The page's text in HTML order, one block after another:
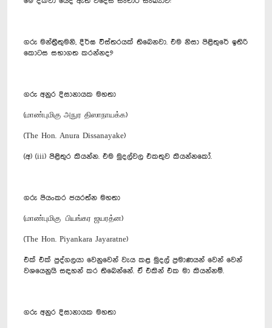
ගරු මන්ත්‍රීතුමනි, දීර්ඝ විස්තරයක් තිබෙනවා. එම නිසා පිළිතුරේ ඉතිරි
කොටස සභාගත කරන්නද?
ගරු අනුර දිසානායක මහතා
(மாண்புமிகு அநுர திஸாநாயக்க)
(The Hon. Anura Dissanayake)
(අ) (iii) පිළිතුර කියන්න. එම මුදල්වල එකතුව කියන්නකෝ.
ගරු පියංකර ජයරත්න මහතා
(மாண்புமிகு பியங்கர ஜயரத்ன)
(The Hon. Piyankara Jayaratne)
එක් එක් පුද්ගලයා වෙනුවෙන් වැය කළ මුදල් ප්‍රමාණයන් වෙන් වෙන්
වශයෙනුයි සඳහන් කර තිබෙන්නේ. ඒ එකින් එක මා කියන්නම්.
ගරු අනුර දිසානායක මහතා